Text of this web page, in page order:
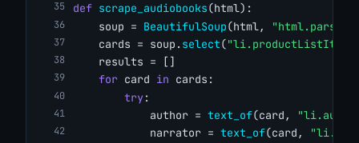
def scrape_audiobooks(html):
    soup =
BeautifulSoup(html, "html.parser"
    cards = soup.
select("li.productListItem"
    results = []
for card in cards:
try:
            author =
text_of(card,
            narrator =
text_of(card,